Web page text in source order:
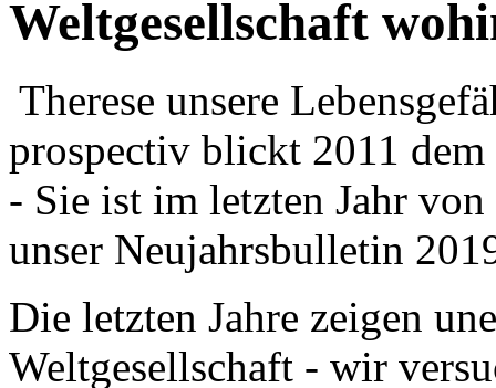
Weltgesellschaft
Therese unsere
prospectiv blickt 2011
- Sie ist im letzten Jahr
unser Neujahrsbulletin
Die letzten Jahre zeigen
Weltgesellschaft - wir